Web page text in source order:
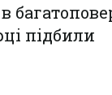
підбили